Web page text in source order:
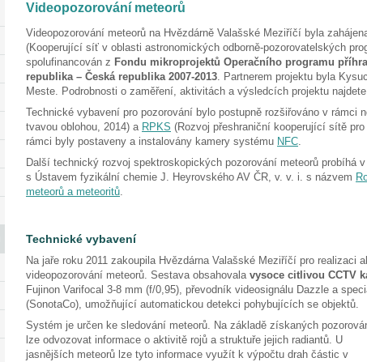
Videopozorování meteorů
Videopozorování meteorů na Hvězdárně Valašské Meziříčí byla
(Kooperující síť v oblasti astronomických odborně-pozorovatelských
spolufinancován z Fondu mikroprojektů Operačního programu
republika – Česká republika 2007-2013. Partnerem projektu byla
Meste. Podrobnosti o zaměření, aktivitách a výsledcích projektu
Technické vybavení pro pozorování bylo postupně rozšiřováno v rámci
tvavou oblohou, 2014) a RPKS (Rozvoj přeshraniční kooperující sítě
rámci byly postaveny a instalovány kamery systému NFC.
Další technický rozvoj spektroskopických pozorování meteorů probíhá
s Ústavem fyzikální chemie J. Heyrovského AV ČR, v. v. i. s názvem
meteorů a meteoritů.
Technické vybavení
Na jaře roku 2011 zakoupila Hvězdárna Valašské Meziříčí pro realizaci
videopozorování meteorů. Sestava obsahovala vysoce citlivou CCTV
Fujinon Varifocal 3-8 mm (f/0,95), převodník videosignálu Dazzle a
(SonotaCo), umožňující automatickou detekci pohybujících se objektů.
Systém je určen ke sledování meteorů. Na základě získaných
lze odvozovat informace o aktivitě rojů a struktuře jejich radiantů. U
jasnějších meteorů lze tyto informace využít k výpočtu drah částic v